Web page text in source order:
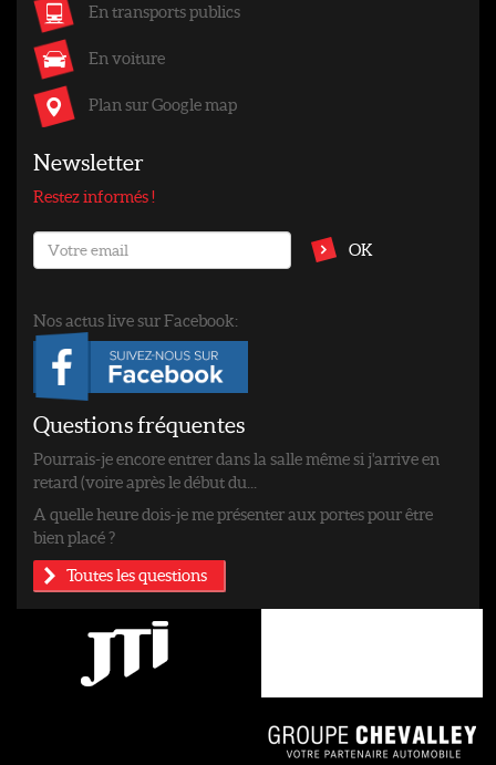
En transports publics
En voiture
Plan sur Google map
Newsletter
Restez informés !
OK
Nos actus live sur Facebook:
Questions fréquentes
Pourrais-je encore entrer dans la salle même si j'arrive en
retard (voire après le début du...
A quelle heure dois-je me présenter aux portes pour être
bien placé ?
Toutes les questions